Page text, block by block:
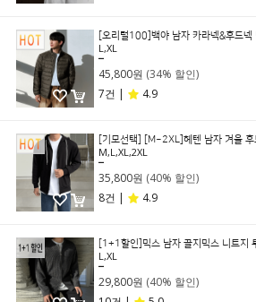
[오리털100]백야 남자 카라넥&후드넥
L,XL
45,800원 (34% 할인)
7건 |
4.9
[기모선택] [M~2XL]헤텐 남자 겨울 후
M,L,XL,2XL
35,800원 (40% 할인)
8건 |
4.9
[1+1할인]믹스 남자 골지믹스 니트지
L,XL
29,800원 (40% 할인)